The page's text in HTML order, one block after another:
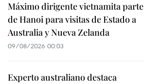
Máximo dirigente vietnamita parte
de Hanoi para visitas de Estado a
Australia y Nueva Zelanda
09/08/2026 00:03
Experto australiano destaca